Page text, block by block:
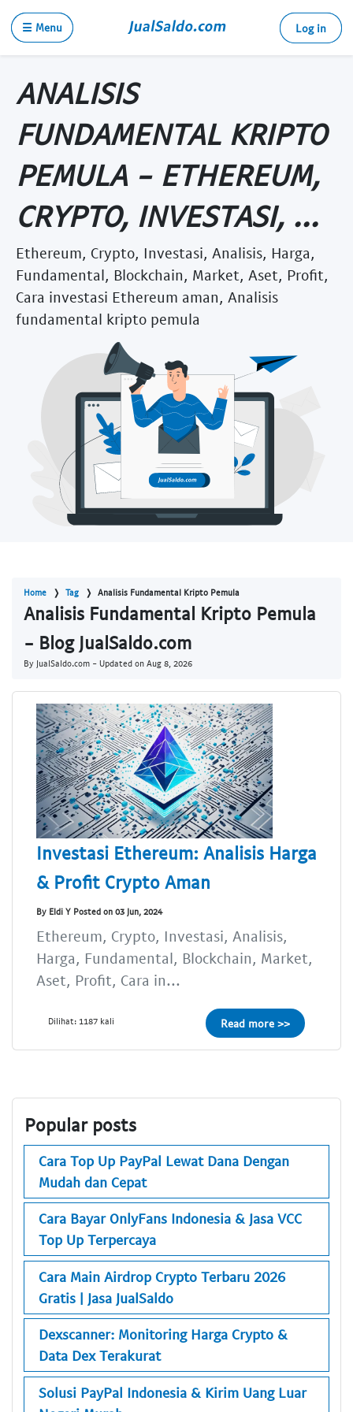
☰ Menu Log in
ANALISIS
FUNDAMENTAL KRIPTO
PEMULA - ETHEREUM,
CRYPTO, INVESTASI, ...
Ethereum, Crypto, Investasi, Analisis, Harga,
Fundamental, Blockchain, Market, Aset, Profit,
Cara investasi Ethereum aman, Analisis
fundamental kripto pemula
Home Tag Analisis Fundamental Kripto Pemula
Analisis Fundamental Kripto Pemula
- Blog JualSaldo.com
By JualSaldo.com - Updated on Aug 8, 2026
Investasi Ethereum: Analisis Harga
& Profit Crypto Aman
By Eldi Y Posted on 03 Jun, 2024
Ethereum, Crypto, Investasi, Analisis,
Harga, Fundamental, Blockchain, Market,
Aset, Profit, Cara in...
Dilihat: 1187 kali Read more >>
Popular posts
Cara Top Up PayPal Lewat Dana Dengan
Mudah dan Cepat
Cara Bayar OnlyFans Indonesia & Jasa VCC
Top Up Terpercaya
Cara Main Airdrop Crypto Terbaru 2026
Gratis | Jasa JualSaldo
Dexscanner: Monitoring Harga Crypto &
Data Dex Terakurat
Solusi PayPal Indonesia & Kirim Uang Luar